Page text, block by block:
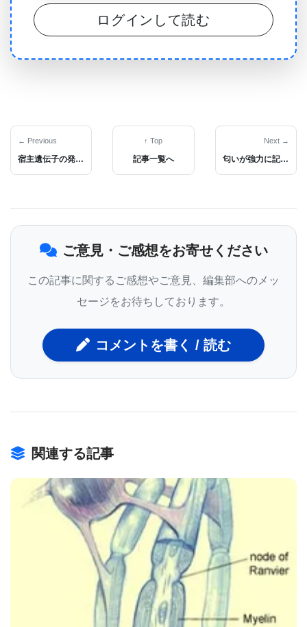
域間の通信が永久に停止し、麻痺、感覚の喪失、場
合によっては呼吸や心拍数を制御できないなど生命
を脅かす結果につながると彼は付け加えている。
同僚は、この知識からインスピレーションを得て、
脊髄で同様の再生の可能性がある細胞を探した。
彼らは、脊髄損傷のマウスモデルを使用して、動物
の損傷した脊髄を調べ、通常は未成熟なニューロン
に見られるマーカーを探した。 Zhang博士は、この
マーカーは損傷後の脊髄にも存在しただけでなく、
非神経細胞を追跡したと述べた。
縁脂肪層を生成する。 それらはまた、損傷後にグリ
Zhang博士のチームは、脊髄が損傷したときに、こ
れらのグリアが未成熟ニューロンの分子的および形
態学的マーカーを一時的に採用したことを示した。
NG2グリアが変化する原因を特定するために、彼ら
は、損傷によって誘発される幹細胞タンパク質であ
るSOX2に焦点を当てた。 彼らはこれらの細胞を遺
伝子操作して、このタンパク質を作る遺伝子を不活
性化した。 彼らはマウスの脊髄が切断されたとき、
ログインして読む
← Previous
宿主遺伝子の発現を阻害するウイルスタンパク質（Nsp1）を標的としたCOVID-19治療アプローチの可能性
↑ Top
記事一覧へ
Next →
匂いが強力に記憶を誘発する理由とは？新研究で初めて神経基盤を特定
ご意見・ご感想をお寄せください
この記事に関するご感想やご意見、編集部へのメッ
セージをお待ちしております。
コメントを書く / 読む
関連する記事
BIOMARKET JP